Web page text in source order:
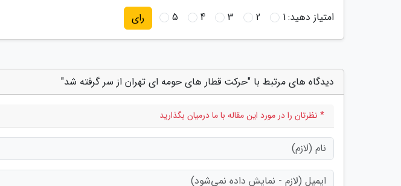
امتیاز دهید:1
2
3
4
5 رای
دیدگاه های مرتبط با "حرکت قطار های حومه ای تهران از سر گرفته شد"
* نظرتان را در مورد این مقاله با ما درمیان بگذارید